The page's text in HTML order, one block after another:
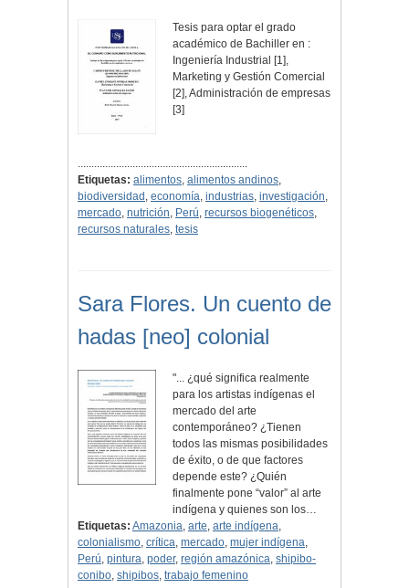
Tesis para optar el grado
académico de Bachiller en :
Ingeniería Industrial [1],
Marketing y Gestión Comercial
[2], Administración de empresas
[3]
..............................................................
Etiquetas: alimentos, alimentos andinos,
biodiversidad , economía, industrias, investigación,
mercado, nutrición, Perú, recursos biogenéticos,
recursos naturales, tesis
Sara Flores. Un cuento de
hadas [neo] colonial
"... ¿qué significa realmente
para los artistas indígenas el
mercado del arte
contemporáneo? ¿Tienen
todos las mismas posibilidades
de éxito, o de que factores
depende este? ¿Quién
finalmente pone “valor” al arte
indígena y quienes son los…
Etiquetas: Amazonia, arte, arte indígena,
colonialismo, crítica, mercado, mujer indígena,
Perú, pintura, poder, región amazónica, shipibo-
conibo, shipibos, trabajo femenino